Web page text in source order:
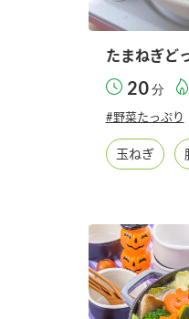
たまねぎど
20分
#野菜たっぷり
玉ねぎ